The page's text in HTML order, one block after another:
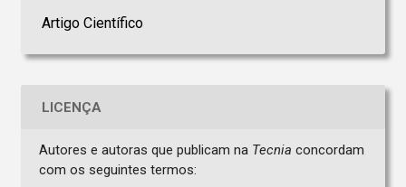
Artigo Científico
LICENÇA
Autores e autoras que publicam na Tecnia concordam
com os seguintes termos: